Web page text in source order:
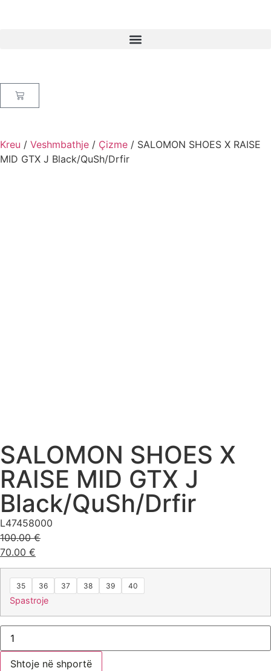
Kreu / Veshmbathje / Çizme / SALOMON SHOES X RAISE
MID GTX J Black/QuSh/Drfir
SALOMON SHOES X
RAISE MID GTX J
Black/QuSh/Drfir
L47458000
100.00€
70.00 €
35 36 37 38 39 40
Spastroje
Shtoje në shportë